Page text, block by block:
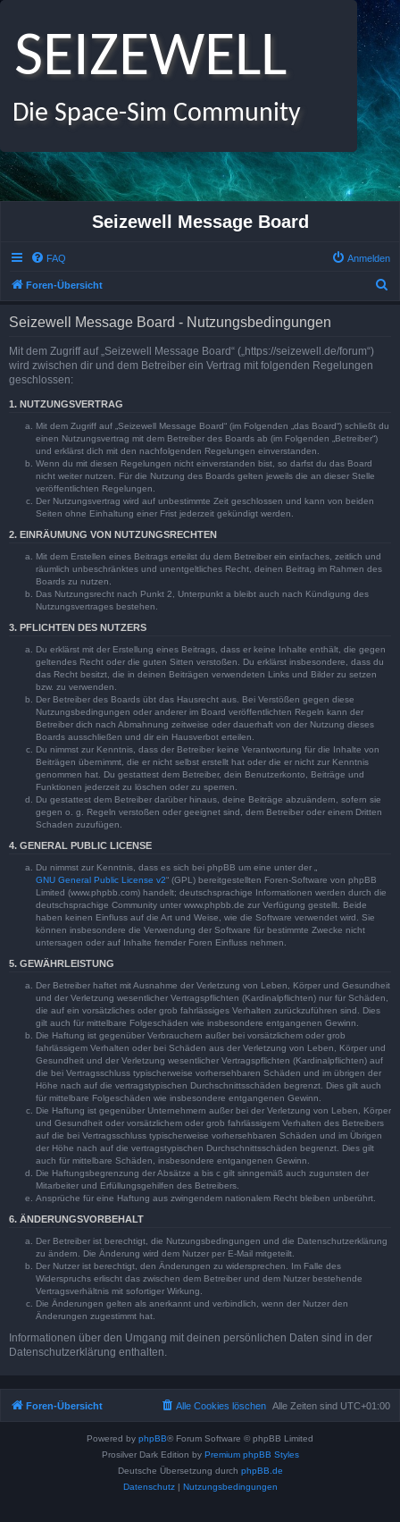
SEIZEWELL
Die Space-Sim Community
Seizewell Message Board
FAQ Anmelden
Foren-Übersicht
Seizewell Message Board - Nutzungsbedingungen
Mit dem Zugriff auf „Seizewell Message Board“ („https://seizewell.de/forum“)
wird zwischen dir und dem Betreiber ein Vertrag mit folgenden Regelungen
geschlossen:
1. NUTZUNGSVERTRAG
Mit dem Zugriff auf „Seizewell Message Board“ (im Folgenden „das Board“) schließt du
einen Nutzungsvertrag mit dem Betreiber des Boards ab (im Folgenden „Betreiber“)
und erklärst dich mit den nachfolgenden Regelungen einverstanden.
Wenn du mit diesen Regelungen nicht einverstanden bist, so darfst du das Board
nicht weiter nutzen. Für die Nutzung des Boards gelten jeweils die an dieser Stelle
veröffentlichten Regelungen.
Der Nutzungsvertrag wird auf unbestimmte Zeit geschlossen und kann von beiden
Seiten ohne Einhaltung einer Frist jederzeit gekündigt werden.
2. EINRÄUMUNG VON NUTZUNGSRECHTEN
Mit dem Erstellen eines Beitrags erteilst du dem Betreiber ein einfaches, zeitlich und
räumlich unbeschränktes und unentgeltliches Recht, deinen Beitrag im Rahmen des
Boards zu nutzen.
Das Nutzungsrecht nach Punkt 2, Unterpunkt a bleibt auch nach Kündigung des
Nutzungsvertrages bestehen.
3. PFLICHTEN DES NUTZERS
Du erklärst mit der Erstellung eines Beitrags, dass er keine Inhalte enthält, die gegen
geltendes Recht oder die guten Sitten verstoßen. Du erklärst insbesondere, dass du
das Recht besitzt, die in deinen Beiträgen verwendeten Links und Bilder zu setzen
bzw. zu verwenden.
Der Betreiber des Boards übt das Hausrecht aus. Bei Verstößen gegen diese
Nutzungsbedingungen oder anderer im Board veröffentlichten Regeln kann der
Betreiber dich nach Abmahnung zeitweise oder dauerhaft von der Nutzung dieses
Boards ausschließen und dir ein Hausverbot erteilen.
Du nimmst zur Kenntnis, dass der Betreiber keine Verantwortung für die Inhalte von
Beiträgen übernimmt, die er nicht selbst erstellt hat oder die er nicht zur Kenntnis
genommen hat. Du gestattest dem Betreiber, dein Benutzerkonto, Beiträge und
Funktionen jederzeit zu löschen oder zu sperren.
Du gestattest dem Betreiber darüber hinaus, deine Beiträge abzuändern, sofern sie
gegen o. g. Regeln verstoßen oder geeignet sind, dem Betreiber oder einem Dritten
Schaden zuzufügen.
4. GENERAL PUBLIC LICENSE
Du nimmst zur Kenntnis, dass es sich bei phpBB um eine unter der „
GNU General Public License v2“ (GPL) bereitgestellten Foren-Software von phpBB
Limited (www.phpbb.com) handelt; deutschsprachige Informationen werden durch die
deutschsprachige Community unter www.phpbb.de zur Verfügung gestellt. Beide
haben keinen Einfluss auf die Art und Weise, wie die Software verwendet wird. Sie
können insbesondere die Verwendung der Software für bestimmte Zwecke nicht
untersagen oder auf Inhalte fremder Foren Einfluss nehmen.
5. GEWÄHRLEISTUNG
Der Betreiber haftet mit Ausnahme der Verletzung von Leben, Körper und Gesundheit
und der Verletzung wesentlicher Vertragspflichten (Kardinalpflichten) nur für Schäden,
die auf ein vorsätzliches oder grob fahrlässiges Verhalten zurückzuführen sind. Dies
gilt auch für mittelbare Folgeschäden wie insbesondere entgangenen Gewinn.
Die Haftung ist gegenüber Verbrauchern außer bei vorsätzlichem oder grob
fahrlässigem Verhalten oder bei Schäden aus der Verletzung von Leben, Körper und
Gesundheit und der Verletzung wesentlicher Vertragspflichten (Kardinalpflichten) auf
die bei Vertragsschluss typischerweise vorhersehbaren Schäden und im übrigen der
Höhe nach auf die vertragstypischen Durchschnittsschäden begrenzt. Dies gilt auch
für mittelbare Folgeschäden wie insbesondere entgangenen Gewinn.
Die Haftung ist gegenüber Unternehmern außer bei der Verletzung von Leben, Körper
und Gesundheit oder vorsätzlichem oder grob fahrlässigem Verhalten des Betreibers
auf die bei Vertragsschluss typischerweise vorhersehbaren Schäden und im Übrigen
der Höhe nach auf die vertragstypischen Durchschnittsschäden begrenzt. Dies gilt
auch für mittelbare Schäden, insbesondere entgangenen Gewinn.
Die Haftungsbegrenzung der Absätze a bis c gilt sinngemäß auch zugunsten der
Mitarbeiter und Erfüllungsgehilfen des Betreibers.
Ansprüche für eine Haftung aus zwingendem nationalem Recht bleiben unberührt.
6. ÄNDERUNGSVORBEHALT
Der Betreiber ist berechtigt, die Nutzungsbedingungen und die Datenschutzerklärung
zu ändern. Die Änderung wird dem Nutzer per E-Mail mitgeteilt.
Der Nutzer ist berechtigt, den Änderungen zu widersprechen. Im Falle des
Widerspruchs erlischt das zwischen dem Betreiber und dem Nutzer bestehende
Vertragsverhältnis mit sofortiger Wirkung.
Die Änderungen gelten als anerkannt und verbindlich, wenn der Nutzer den
Änderungen zugestimmt hat.
Informationen über den Umgang mit deinen persönlichen Daten sind in der
Datenschutzerklärung enthalten.
Foren-Übersicht Alle Zeiten sind UTC+01:00
Alle Cookies löschen
Powered by phpBB® Forum Software © phpBB Limited
Prosilver Dark Edition by Premium phpBB Styles
Deutsche Übersetzung durch phpBB.de
Datenschutz| Nutzungsbedingungen